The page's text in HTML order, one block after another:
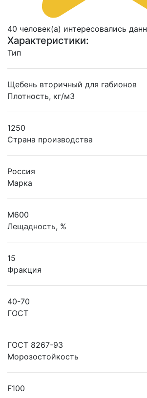
40 человек(а) интересовались
Характеристики:
Тип
Щебень вторичный для габионов
Плотность, кг/м3
1250
Страна производства
Россия
Марка
М600
Лещадность, %
15
Фракция
40-70
ГОСТ
ГОСТ 8267-93
Морозостойкость
F100